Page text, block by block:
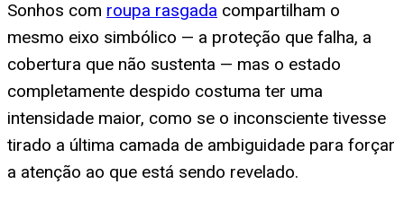
Sonhos com roupa rasgada compartilham o
mesmo eixo simbólico — a proteção que falha, a
cobertura que não sustenta — mas o estado
completamente despido costuma ter uma
intensidade maior, como se o inconsciente tivesse
tirado a última camada de ambiguidade para forçar
a atenção ao que está sendo revelado.